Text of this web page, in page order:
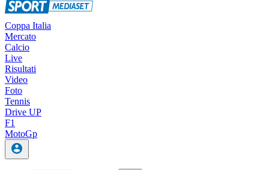
Coppa Italia
Mercato
Calcio
Live
Risultati
Video
Foto
Tennis
Drive UP
F1
MotoGp